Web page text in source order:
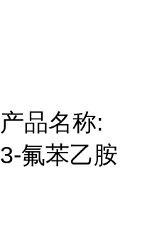
产品名称:
3-氟苯乙胺